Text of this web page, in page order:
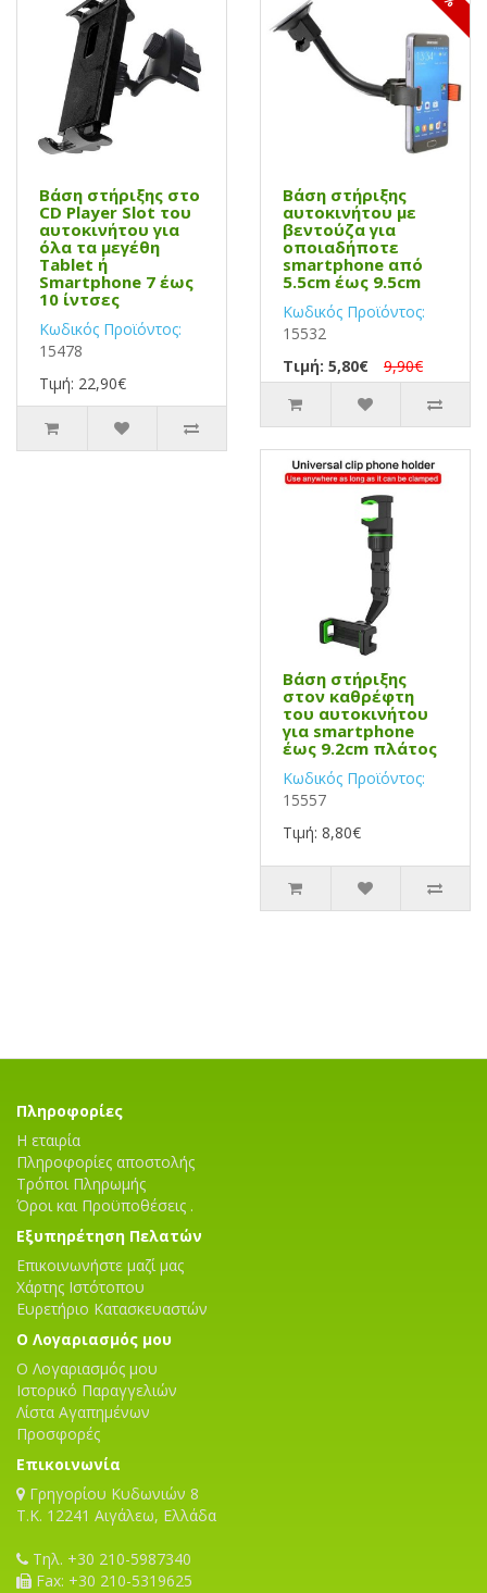
Βάση στήριξης στο
CD Player Slot του
αυτοκινήτου για
όλα τα μεγέθη
Tablet ή
Smartphone 7 έως
10 ίντσες
Κωδικός Προϊόντος:
15478
Τιμή: 22,90€
Βάση στήριξης
αυτοκινήτου με
βεντούζα για
οποιαδήποτε
smartphone από
5.5cm έως 9.5cm
Κωδικός Προϊόντος:
15532
Τιμή: 5,80€
9,90€
Βάση στήριξης
στον καθρέφτη
του αυτοκινήτου
για smartphone
έως 9.2cm πλάτος
Κωδικός Προϊόντος:
15557
Τιμή: 8,80€
Πληροφορίες
Η εταιρία
Πληροφορίες αποστολής
Τρόποι Πληρωμής
Όροι και Προϋποθέσεις .
Εξυπηρέτηση Πελατών
Επικοινωνήστε μαζί μας
Χάρτης Ιστότοπου
Ευρετήριο Κατασκευαστών
Ο Λογαριασμός μου
Ο Λογαριασμός μου
Ιστορικό Παραγγελιών
Λίστα Αγαπημένων
Προσφορές
Επικοινωνία
Γρηγορίου Κυδωνιών 8
T.K. 12241 Αιγάλεω, Ελλάδα
Τηλ. +30 210-5987340
Fax: +30 210-5319625